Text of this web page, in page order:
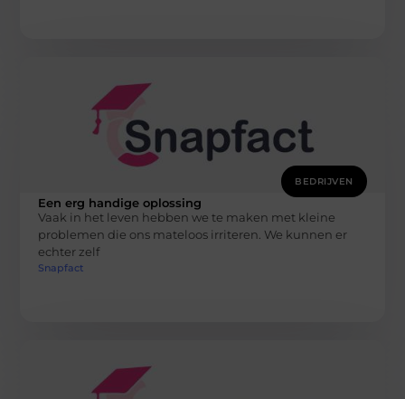
BEDRIJVEN
Een erg handige oplossing
Vaak in het leven hebben we te maken met kleine
problemen die ons mateloos irriteren. We kunnen er
echter zelf
Snapfact